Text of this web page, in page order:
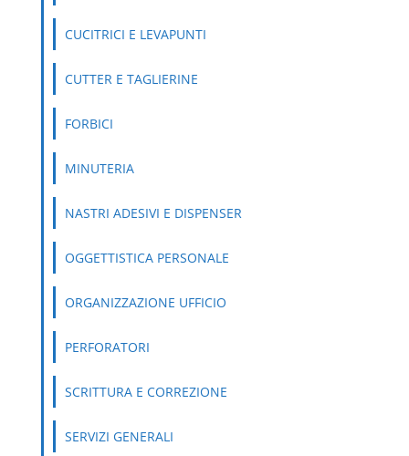
CUCITRICI E LEVAPUNTI
CUTTER E TAGLIERINE
FORBICI
MINUTERIA
NASTRI ADESIVI E DISPENSER
OGGETTISTICA PERSONALE
ORGANIZZAZIONE UFFICIO
PERFORATORI
SCRITTURA E CORREZIONE
SERVIZI GENERALI